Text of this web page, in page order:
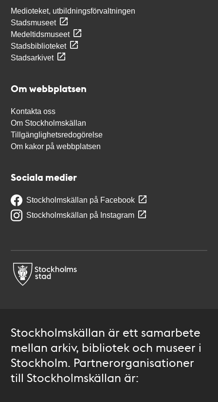
Medioteket, utbildningsförvaltningen
Stadsmuseet
Medeltidsmuseet
Stadsbiblioteket
Stadsarkivet
Om webbplatsen
Kontakta oss
Om Stockholmskällan
Tillgänglighetsredogörelse
Om kakor på webbplatsen
Sociala medier
Stockholmskällan på Facebook
Stockholmskällan på Instagram
Stockholmskällan är ett samarbete
mellan arkiv, bibliotek och museer i
Stockholm. Partnerorganisationer
till Stockholmskällan är: